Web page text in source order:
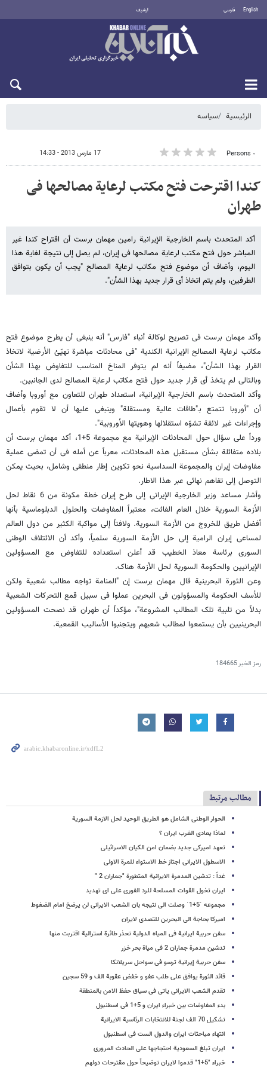
English فارسی أرشيف
الرئيسية سیاسه
٠ Persons 17 مارس 2013 - 14:33
کندا اقترحت فتح مکتب لرعایة مصالحها فی
طهران
أکد المتحدث باسم الخارجیة الإیرانیة رامین مهمان برست أن اقتراح کندا غیر
المباشر حول فتح مکتب لرعایة مصالحها فی إیران، لم یصل إلى نتیجة لغایة هذا
الیوم، وأضاف أن موضوع فتح مکاتب لرعایة المصالح "یجب أن یکون بتوافق
الطرفین، ولم یتم اتخاذ أی قرار جدید بهذا الشأن".
وأکد مهمان برست فی تصریح لوکالة أنباء "فارس" أنه ینبغی أن یطرح موضوع فتح
مکاتب لرعایة المصالح الإیرانیة الکندیة "فی محادثات مباشرة تهیّئ الأرضیة لاتخاذ
القرار بهذا الشأن"، مضیفاً أنه لم یتوفر المناخ المناسب للتفاوض بهذا الشأن
وبالتالی لم یتخذ أی قرار جدید حول فتح مکاتب لرعایة المصالح لدى الجانبین.
وأکد المتحدث باسم الخارجیة الإیرانیة،‌ استعداد طهران للتعاون مع أوروبا وأضاف
أن "أوروبا تتمتع بـ"طاقات عالیة ومستقلة" وینبغى علیها أن لا تقوم بأعمال
وإجراءات غیر لائقة تشوّه استقلالها وهویتها الأوروبیة".
ورداً‌ على سؤال حول المحادثات الإیرانیة مع مجموعة 5+1، أکد مهمان برست أن
بلاده متفائلة بشأن مستقبل هذه المحادثات، معرباً‌ عن أمله فی أن تمضی عملیة
مفاوضات إیران والمجموعة السداسیة نحو تکوین إطار منطقی وشامل، بحیث یمکن
التوصل إلى تفاهم نهائی عبر هذا الاطار.
وأشار مساعد وزیر الخارجیة الإیرانی إلى طرح إیران خطة مکونة من 6 نقاط لحل
الأزمة السوریة خلال العام الفائت، معتبراً المفاوضات والحلول الدبلوماسیة بأنها
أفضل طریق للخروج من الأزمة السوریة. ولافتاً إلى مواکبة الکثیر من دول العالم
لمساعی إیران الرامیة إلى حل الأزمة‌ السوریة سلمیاً، وأکد أن الائتلاف الوطنی
السوری برئاسة معاذ الخطیب قد أعلن استعداده للتفاوض مع المسؤولین
الإیرانیین والحکومة السوریة لحل الأزمة هناک.
وعن الثورة البحرینیة قال مهمان برست إن "المنامة تواجه مطالب شعبیة ولکن
للأسف الحکومة والمسؤولون فی البحرین عملوا فی سبیل قمع التحرکات الشعبیة
بدلاً من تلبیة تلک المطالب المشروعة"، مؤکداً أن طهران قد نصحت المسؤولین
البحرینیین بأن یستمعوا لمطالب شعبهم ویتجنبوا الأسالیب القمعیة.
رمز الخبر184665
مطالب مرتبط
الحوار الوطنی الشامل هو الطریق الوحید لحل الازمة السوریة
لماذا یعادی الغرب ایران ؟
تعهد امیرکی جدید بضمان امن الکیان الاسرائیلی
الاسطول الایرانی اجتاز خط الاستواء للمرة الاولى
غداً : تدشین المدمرة الایرانیة المتطورة "جماران 2 "
ایران تخول القوات المسلحة للرد الفوری على ای تهدید
مجموعه ˈ5+1ˈ وصلت الی نتیجه بان الشعب الایرانی لن یرضخ امام الضغوط
امیرکا بحاجة الى البحرین للتصدی لایران
سفن حربیة ایرانیة فی المیاه الدولیة تحذر طائرة استرالیة اقتربت منها
تدشین مدمرة جماران 2 فی میاة بحر خزر
سفن حربیة إیرانیة ترسو فی سواحل سریلانکا
قائد الثورة یوافق علی طلب عفو و خفض عقوبة الف و 59 سجین
تقدم الشعب الایرانی یاتی فی سیاق حفظ الامن بالمنطقة
بدء المفاوضات بین خبراء ایران و 5+1 فی اسطنبول
تشکیل 70 الف لجنة للانتخابات الرئاسیة الایرانیة
انتهاء مباحثات ایران والدول الست فی اسطنبول
ایران تبلغ السعودیة احتجاجها على الحادث المروری
خبراء "5+1" قدموا لایران توضیحاً حول مقترحات دولهم